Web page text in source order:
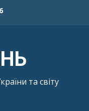
та світу